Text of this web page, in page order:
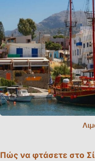
Πώς να φτάσετε στο